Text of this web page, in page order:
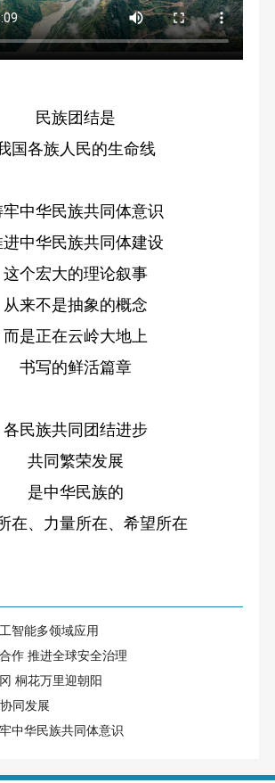
民族团结是
国各族人民的生命线
牢中华民族共同体意识
进中华民族共同体建设
这个宏大的理论叙事
从来不是抽象的概念
而是正在云岭大地上
书写的鲜活篇章
各民族共同团结进步
共同繁荣发展
是中华民族的
在、力量所在、希望所在
智能多领域应用
作 推进全球安全治理
桐花万里迎朝阳
同发展
中华民族共同体意识